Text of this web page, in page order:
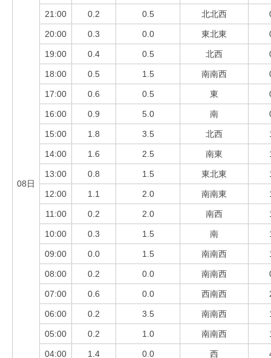
08日
21:00 0.2 0.5 北北西
20:00 0.3 0.0 東北東
19:00 0.4 0.5 北西
18:00 0.5 1.5 南南西
17:00 0.6 0.5 東
16:00 0.9 5.0 南
15:00 1.8 3.5 北西
14:00 1.6 2.5 南東
13:00 0.8 1.5 東北東
12:00 1.1 2.0 南南東
11:00 0.2 2.0 南西
10:00 0.3 1.5 南
09:00 0.0 1.5 南南西
08:00 0.2 0.0 南南西
07:00 0.6 0.0 西南西
06:00 0.2 3.5 南南西
05:00 0.2 1.0 南南西
04:00 1.4 0.0 西